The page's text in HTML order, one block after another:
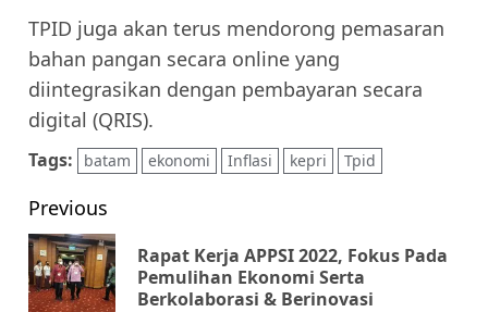
TPID juga akan terus mendorong pemasaran
bahan pangan secara online yang
diintegrasikan dengan pembayaran secara
digital (QRIS).
Tags: batam ekonomi Inflasi kepri Tpid
Post
navigation
Previous
Rapat Kerja APPSI 2022, Fokus Pada
Pemulihan Ekonomi Serta
Berkolaborasi & Berinovasi